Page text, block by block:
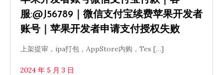
服:@J56789｜微信支付宝续费苹果开发者
账号｜苹果开发者申请支付授权失败
上架提审，ipa打包，AppStore内购，Tes […]
2024 年 5 月 3 日